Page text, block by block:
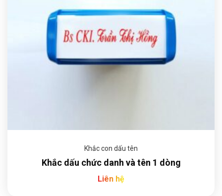
Khắc con dấu tên
Khắc dấu chức danh và tên 1 dòng
Liên hệ